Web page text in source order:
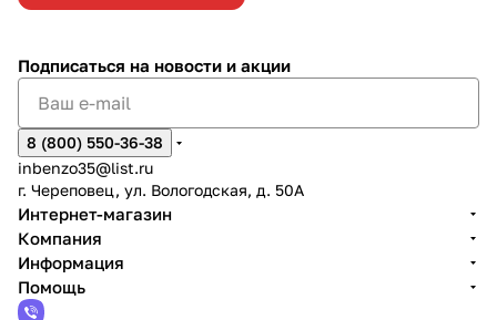
Подписаться на новости и акции
8 (800) 550-36-38
inbenzo35@list.ru
г. Череповец, ул. Вологодская, д. 50А
Интернет-магазин
Компания
Информация
Помощь